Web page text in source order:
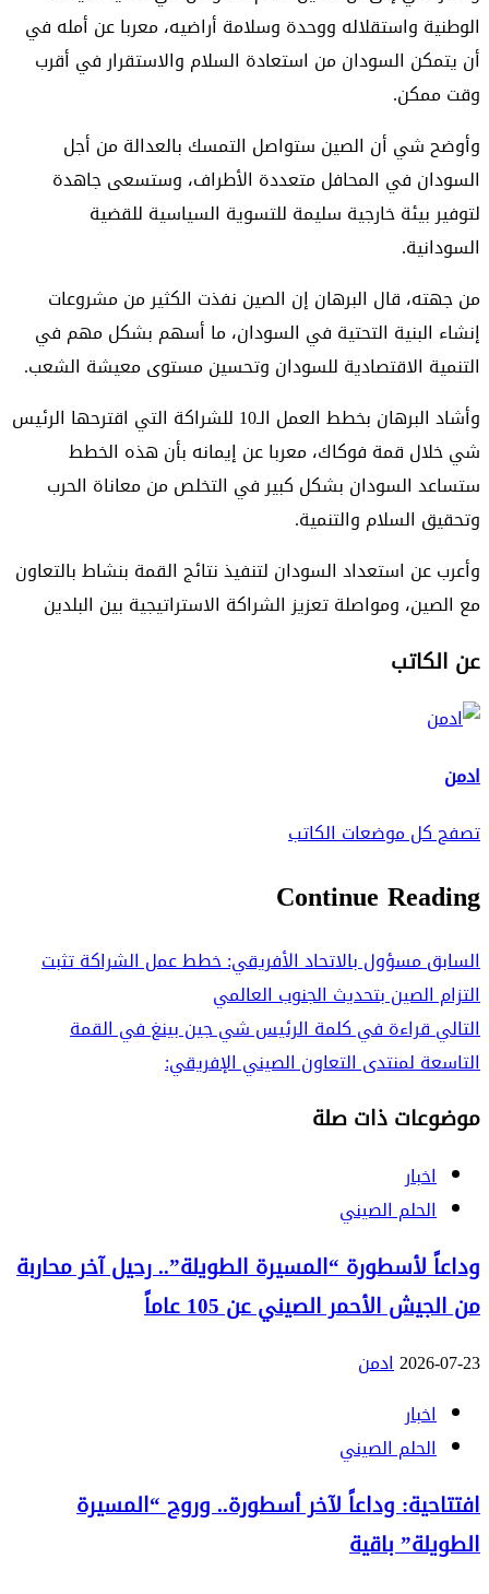
الوطنية واستقلاله ووحدة وسلامة أراضيه، معربا عن أمله في
أن يتمكن السودان من استعادة السلام والاستقرار في أقرب
وقت ممكن.
وأوضح شي أن الصين ستواصل التمسك بالعدالة من أجل
السودان في المحافل متعددة الأطراف، وستسعى جاهدة
لتوفير بيئة خارجية سليمة للتسوية السياسية للقضية
السودانية.
من جهته، قال البرهان إن الصين نفذت الكثير من مشروعات
إنشاء البنية التحتية في السودان، ما أسهم بشكل مهم في
التنمية الاقتصادية للسودان وتحسين مستوى معيشة الشعب.
وأشاد البرهان بخطط العمل الـ10 للشراكة التي اقترحها الرئيس
شي خلال قمة فوكاك، معربا عن إيمانه بأن هذه الخطط
ستساعد السودان بشكل كبير في التخلص من معاناة الحرب
وتحقيق السلام والتنمية.
وأعرب عن استعداد السودان لتنفيذ نتائج القمة بنشاط بالتعاون
مع الصين، ومواصلة تعزيز الشراكة الاستراتيجية بين البلدين
عن الكاتب
ادمن
تصفح كل موضعات الكاتب
Continue Reading
السابقمسؤول بالاتحاد الأفريقي: خطط عمل الشراكة تثبت
التزام الصين بتحديث الجنوب العالمي
التاليقراءة في كلمة الرئيس شي جين بينغ في القمة
التاسعة لمنتدى التعاون الصيني الإفريقي:
موضوعات ذات صلة
اخبار
الحلم الصيني
وداعاً لأسطورة “المسيرة الطويلة”.. رحيل آخر محاربة
من الجيش الأحمر الصيني عن 105 عاماً
2026-07-23ادمن
اخبار
الحلم الصيني
افتتاحية: وداعاً لآخر أسطورة.. وروح “المسيرة
الطويلة” باقية